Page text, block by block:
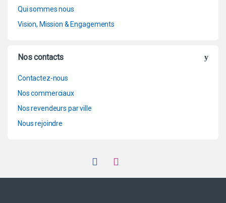
Qui sommes nous
Vision, Mission & Engagements
Nos contacts
Contactez-nous
Nos commerciaux
Nos revendeurs par ville
Nous rejoindre